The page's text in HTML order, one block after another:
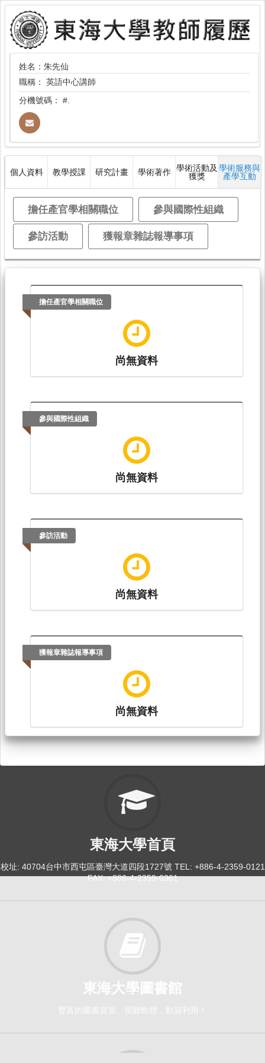
姓名：朱先仙
職稱： 英語中心講師
分機號碼： #.
個人資料 教學授課 研究計畫 學術著作 學術活動及
獲獎
學術服務與
產學互動
擔任產官學相關職位 參與國際性組織
參訪活動 獲報章雜誌報導事項
擔任產官學相關職位
尚無資料
參與國際性組織
尚無資料
參訪活動
尚無資料
獲報章雜誌報導事項
尚無資料
東海大學首頁
校址: 40704台中市西屯區臺灣大道四段1727號 TEL: +886-4-2359-0121
FAX: +886-4-2359-0361
東海大學圖書館
豐富的圖書資源、視聽軟體，歡迎利用！